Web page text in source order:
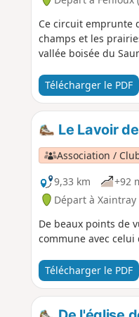
Ce circuit emprunte
champs et les
vallée boisée du
Télécharger le PDF
Le Lavoir
Association /
9,33 km
+92
Départ à Xaintray
De beaux points de
commune avec celui
Télécharger le PDF